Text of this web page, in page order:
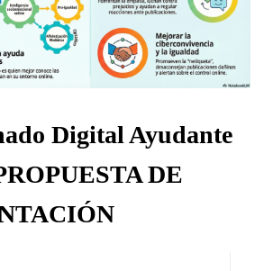
Digital Ayudante
DE